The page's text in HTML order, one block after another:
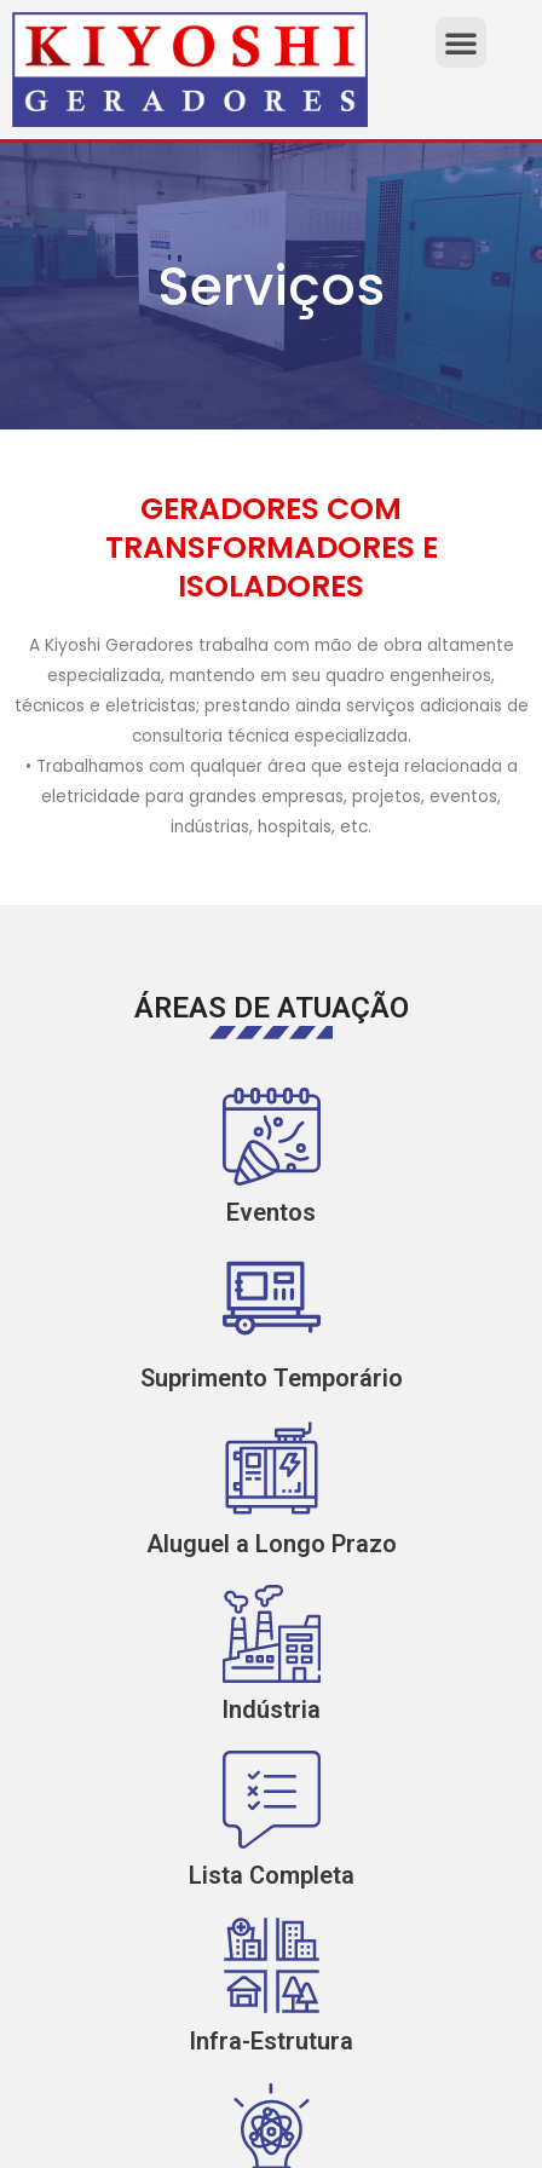
Serviços
GERADORES COM
TRANSFORMADORES E
ISOLADORES
A Kiyoshi Geradores trabalha com mão de obra altamente
especializada, mantendo em seu quadro engenheiros,
técnicos e eletricistas; prestando ainda serviços adicionais de
consultoria técnica especializada.
• Trabalhamos com qualquer área que esteja relacionada a
eletricidade para grandes empresas, projetos, eventos,
indústrias, hospitais, etc.
ÁREAS DE ATUAÇÃO
Eventos
Suprimento Temporário
Aluguel a Longo Prazo
Indústria
Lista Completa
Infra-Estrutura